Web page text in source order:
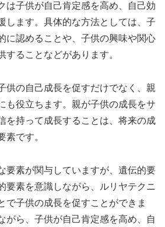
は子供が自己肯定感を高め、自己効
します。具体的な方法としては、子
に認めることや、子供の興味や関心
することなどがあります。
供の自己成長を促すだけでなく、親
も役立ちます。親が子供の成長をサ
を持って成長することは、将来の成
素です。
要素が関与していますが、遺伝的要
要素を意識しながら、ルリヤテクニ
で子供の成長を促すことができま
がら、子供が自己肯定感を高め、自